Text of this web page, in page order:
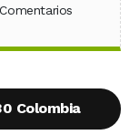
en X (Twitter)
en WhatsApp
Comentarios
Colombia